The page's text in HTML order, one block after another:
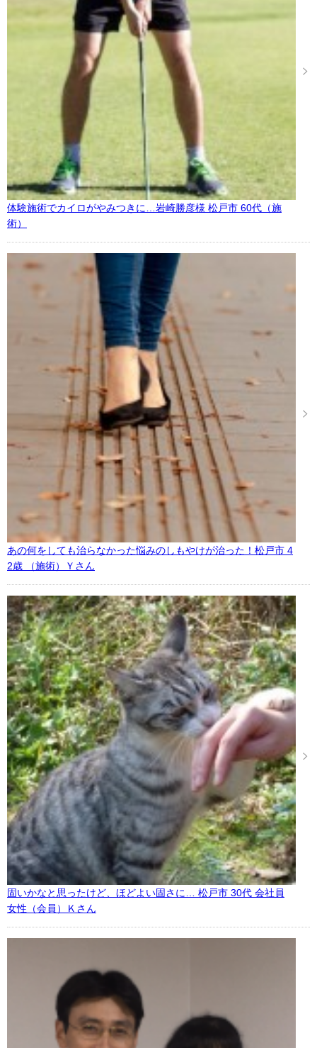
体験施術でカイロがやみつきに…岩崎勝彦様 松戸市 60代（施
術）
あの何をしても治らなかった悩みのしもやけが治った！松戸市 4
2歳 （施術）Ｙさん
固いかなと思ったけど、ほどよい固さに… 松戸市 30代 会社員
女性（会員）Ｋさん